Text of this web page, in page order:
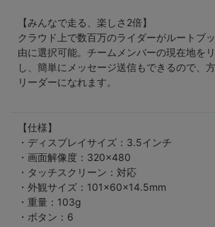
【みんなで走る、楽しさ2倍】
クラウド上で数百万のライダーがルートブ
由に選択可能。チームメンバーの現在地を
し、簡単にメッセージ送信もできるので、
リーダーになれます。
【仕様】
・ディスプレイサイズ：3.5インチ
・画面解像度：320×480
・タッチスクリーン：対応
・外観サイズ：101×60×14.5mm
・重量：103g
・ボタン：6